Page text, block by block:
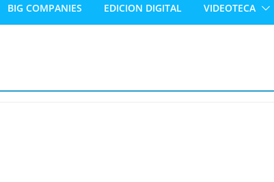
BIG COMPANIES EDICION DIGITAL VIDEOTECA